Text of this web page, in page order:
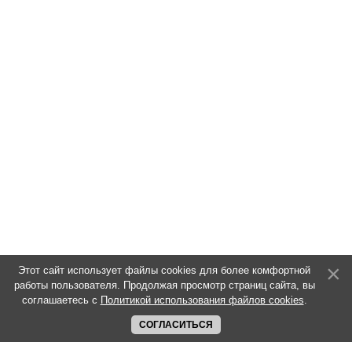
Этот сайт использует файлы cookies для более комфортной
работы пользователя. Продолжая просмотр страниц сайта, вы
соглашаетесь с Политикой использования файлов cookies.
СОГЛАСИТЬСЯ